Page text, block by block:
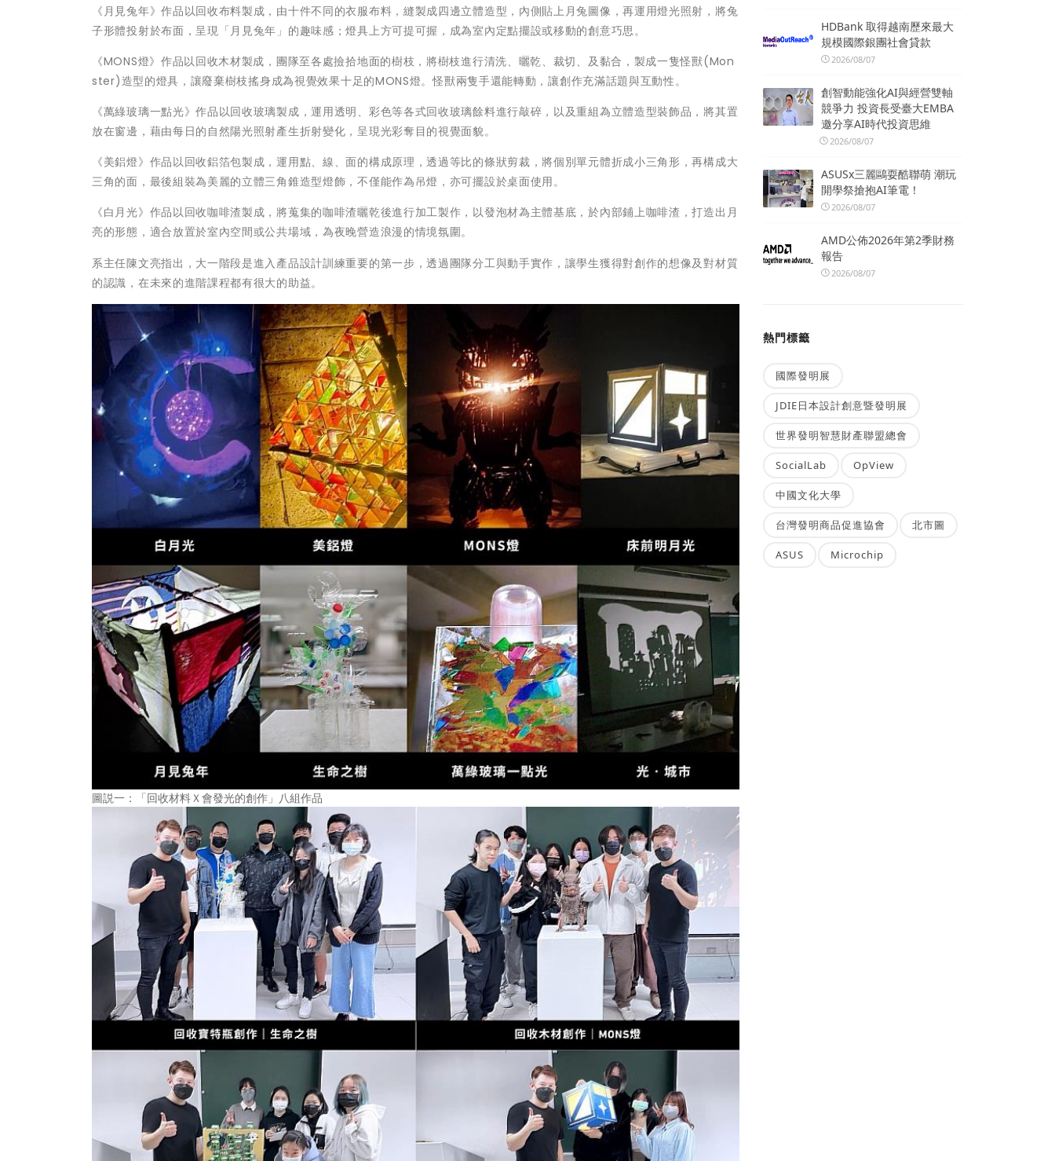
《月見兔年》作品以回收布料製成，由十件不同的衣服布料，縫製成四邊立體造型，內側貼上月兔圖像，再運用燈光照射，將兔
子形體投射於布面，呈現「月見兔年」的趣味感；燈具上方可提可握，成為室內定點擺設或移動的創意巧思。
《MONS燈》作品以回收木材製成，團隊至各處撿拾地面的樹枝，將樹枝進行清洗、曬乾、裁切、及黏合，製成一隻怪獸(Mon
ster)造型的燈具，讓廢棄樹枝搖身成為視覺效果十足的MONS燈。怪獸兩隻手還能轉動，讓創作充滿話題與互動性。
《萬綠玻璃一點光》作品以回收玻璃製成，運用透明、彩色等各式回收玻璃餘料進行敲碎，以及重組為立體造型裝飾品，將其置
放在窗邊，藉由每日的自然陽光照射產生折射變化，呈現光彩奪目的視覺面貌。
《美鋁燈》作品以回收鋁箔包製成，運用點、線、面的構成原理，透過等比的條狀剪裁，將個別單元體折成小三角形，再構成大
三角的面，最後組裝為美麗的立體三角錐造型燈飾，不僅能作為吊燈，亦可擺設於桌面使用。
《白月光》作品以回收咖啡渣製成，將蒐集的咖啡渣曬乾後進行加工製作，以發泡材為主體基底，於內部鋪上咖啡渣，打造出月
亮的形態，適合放置於室內空間或公共場域，為夜晚營造浪漫的情境氛圍。
系主任陳文亮指出，大一階段是進入產品設計訓練重要的第一步，透過團隊分工與動手實作，讓學生獲得對創作的想像及對材質
的認識，在未來的進階課程都有很大的助益。
圖説一：「回收材料Ｘ會發光的創作」八組作品
HDBank 取得越南歷來最大
規模國際銀團社會貸款
2026/08/07
創智動能強化AI與經營雙軸
競爭力 投資長受臺大EMBA
邀分享AI時代投資思維
2026/08/07
ASUSx三麗鷗耍酷聯萌 潮玩
開學祭搶抱AI筆電！
2026/08/07
AMD公佈2026年第2季財務
報告
2026/08/07
熱門標籤
國際發明展
JDIE日本設計創意暨發明展
世界發明智慧財產聯盟總會
SocialLab OpView
中國文化大學
台灣發明商品促進協會 北市圖
ASUS Microchip